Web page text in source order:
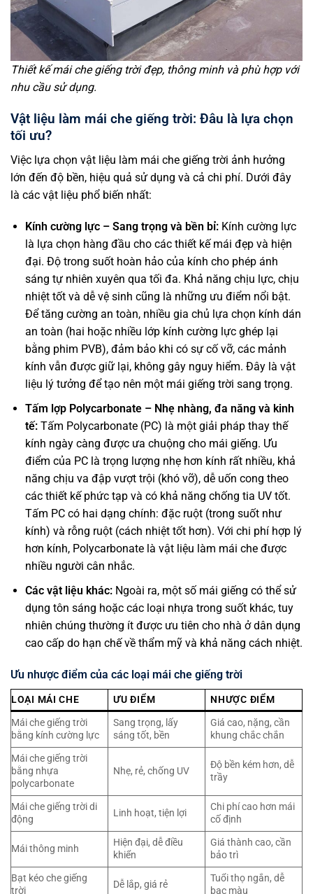
Thiết kế mái che giếng trời đẹp, thông minh và phù hợp với
nhu cầu sử dụng.
Vật liệu làm mái che giếng trời: Đâu là lựa chọn
tối ưu?
Việc lựa chọn vật liệu làm mái che giếng trời ảnh hưởng
lớn đến độ bền, hiệu quả sử dụng và cả chi phí. Dưới đây
là các vật liệu phổ biến nhất:
Kính cường lực – Sang trọng và bền bỉ:Kính cường lực
là lựa chọn hàng đầu cho các thiết kế mái đẹp và hiện
đại. Độ trong suốt hoàn hảo của kính cho phép ánh
sáng tự nhiên xuyên qua tối đa. Khả năng chịu lực, chịu
nhiệt tốt và dễ vệ sinh cũng là những ưu điểm nổi bật.
Để tăng cường an toàn, nhiều gia chủ lựa chọn kính dán
an toàn (hai hoặc nhiều lớp kính cường lực ghép lại
bằng phim PVB), đảm bảo khi có sự cố vỡ, các mảnh
kính vẫn được giữ lại, không gây nguy hiểm. Đây là vật
liệu lý tưởng để tạo nên một mái giếng trời sang trọng.
Tấm lợp Polycarbonate – Nhẹ nhàng, đa năng và kinh
tế:Tấm Polycarbonate (PC) là một giải pháp thay thế
kính ngày càng được ưa chuộng cho mái giếng. Ưu
điểm của PC là trọng lượng nhẹ hơn kính rất nhiều, khả
năng chịu va đập vượt trội (khó vỡ), dễ uốn cong theo
các thiết kế phức tạp và có khả năng chống tia UV tốt.
Tấm PC có hai dạng chính: đặc ruột (trong suốt như
kính) và rỗng ruột (cách nhiệt tốt hơn). Với chi phí hợp lý
hơn kính, Polycarbonate là vật liệu làm mái che được
nhiều người cân nhắc.
Các vật liệu khác:Ngoài ra, một số mái giếng có thể sử
dụng tôn sáng hoặc các loại nhựa trong suốt khác, tuy
nhiên chúng thường ít được ưu tiên cho nhà ở dân dụng
cao cấp do hạn chế về thẩm mỹ và khả năng cách nhiệt.
Ưu nhược điểm của các loại mái che giếng trời
LOẠI MÁI CHE ƯU ĐIỂM
NHƯỢC ĐIỂM
Mái che giếng trời
bằng kính cường lực
Sang trọng, lấy
sáng tốt, bền
Giá cao, nặng, cần
khung chắc chắn
Mái che giếng trời
bằng nhựa
polycarbonate
Nhẹ, rẻ, chống UV
Độ bền kém hơn, dễ
trầy
Mái che giếng trời di
động
Linh hoạt, tiện lợi
Chi phí cao hơn mái
cố định
Mái thông minh
Hiện đại, dễ điều
khiển
Giá thành cao, cần
bảo trì
Bạt kéo che giếng
trời
Dễ lắp, giá rẻ
Tuổi thọ ngắn, dễ
bạc màu